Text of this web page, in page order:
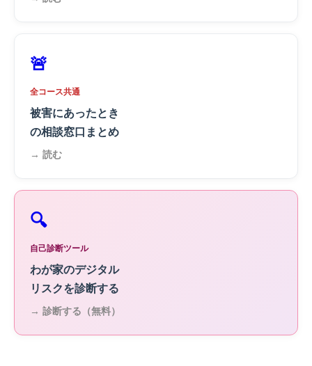
🚨
全コース共通
被害にあったとき
の相談窓口まとめ
→ 読む
🔍
自己診断ツール
わが家のデジタル
リスクを診断する
→ 診断する（無料）